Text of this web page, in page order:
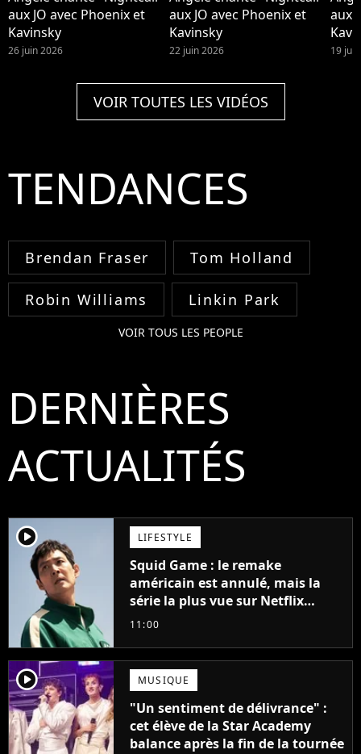
aux JO avec Phoenix et
Kavinsky
26 juin 2026
aux JO avec Phoenix et
Kavinsky
22 juin 2026
aux
19
VOIR TOUTES LES VIDÉOS
TENDANCES
Brendan Fraser Tom Holland
Robin Williams Linkin Park
VOIR TOUS LES PEOPLE
DERNIÈRES
ACTUALITÉS
player2 LIFESTYLE
Squid Game : le remake
américain est annulé, mais la
série la plus vue sur Netflix
pourrait avoir une version
11:00
player2 MUSIQUE
"Un sentiment de délivrance" :
cet élève de la Star Academy
balance après la fin de la tournée